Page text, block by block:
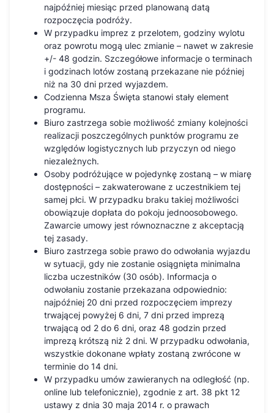
najpóźniej miesiąc przed planowaną datą
rozpoczęcia podróży.
W przypadku imprez z przelotem, godziny wylotu
oraz powrotu mogą ulec zmianie – nawet w zakresie
+/- 48 godzin. Szczegółowe informacje o terminach
i godzinach lotów zostaną przekazane nie później
niż na 30 dni przed wyjazdem.
Codzienna Msza Święta stanowi stały element
programu.
Biuro zastrzega sobie możliwość zmiany kolejności
realizacji poszczególnych punktów programu ze
względów logistycznych lub przyczyn od niego
niezależnych.
Osoby podróżujące w pojedynkę zostaną – w miarę
dostępności – zakwaterowane z uczestnikiem tej
samej płci. W przypadku braku takiej możliwości
obowiązuje dopłata do pokoju jednoosobowego.
Zawarcie umowy jest równoznaczne z akceptacją
tej zasady.
Biuro zastrzega sobie prawo do odwołania wyjazdu
w sytuacji, gdy nie zostanie osiągnięta minimalna
liczba uczestników (30 osób). Informacja o
odwołaniu zostanie przekazana odpowiednio:
najpóźniej 20 dni przed rozpoczęciem imprezy
trwającej powyżej 6 dni, 7 dni przed imprezą
trwającą od 2 do 6 dni, oraz 48 godzin przed
imprezą krótszą niż 2 dni. W przypadku odwołania,
wszystkie dokonane wpłaty zostaną zwrócone w
terminie do 14 dni.
W przypadku umów zawieranych na odległość (np.
online lub telefonicznie), zgodnie z art. 38 pkt 12
ustawy z dnia 30 maja 2014 r. o prawach